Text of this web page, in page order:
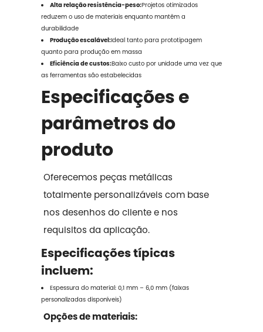
Alta relação resistência-peso:Projetos otimizados
reduzem o uso de materiais enquanto mantêm a
durabilidade
Produção escalável:Ideal tanto para prototipagem
quanto para produção em massa
Eficiência de custos:Baixo custo por unidade uma vez que
as ferramentas são estabelecidas
Especificações e
parâmetros do
produto
Oferecemos peças metálicas
totalmente personalizáveis com base
nos desenhos do cliente e nos
requisitos da aplicação.
Especificações típicas
incluem:
Espessura do material: 0,1 mm – 6,0 mm (faixas
personalizadas disponíveis)
Opções de materiais: